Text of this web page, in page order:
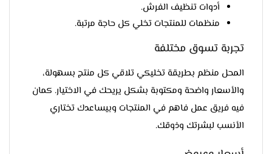
أدوات تنظيف الفرش.
منظمات للمنتجات تخلي كل حاجة مرتبة.
تجربة تسوق مختلفة
المحل منظم بطريقة تخليكي تلاقي كل منتج بسهولة،
والأسعار واضحة ومكتوبة بشكل يريحك في الاختيار. كمان
فيه فريق عمل فاهم في المنتجات وبيساعدك تختاري
الأنسب لبشرتك وذوقك.